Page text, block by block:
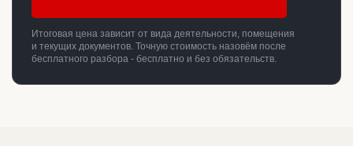
Итоговая цена зависит от вида деятельности, помещения
и текущих документов. Точную стоимость назовём после
бесплатного разбора - бесплатно и без обязательств.